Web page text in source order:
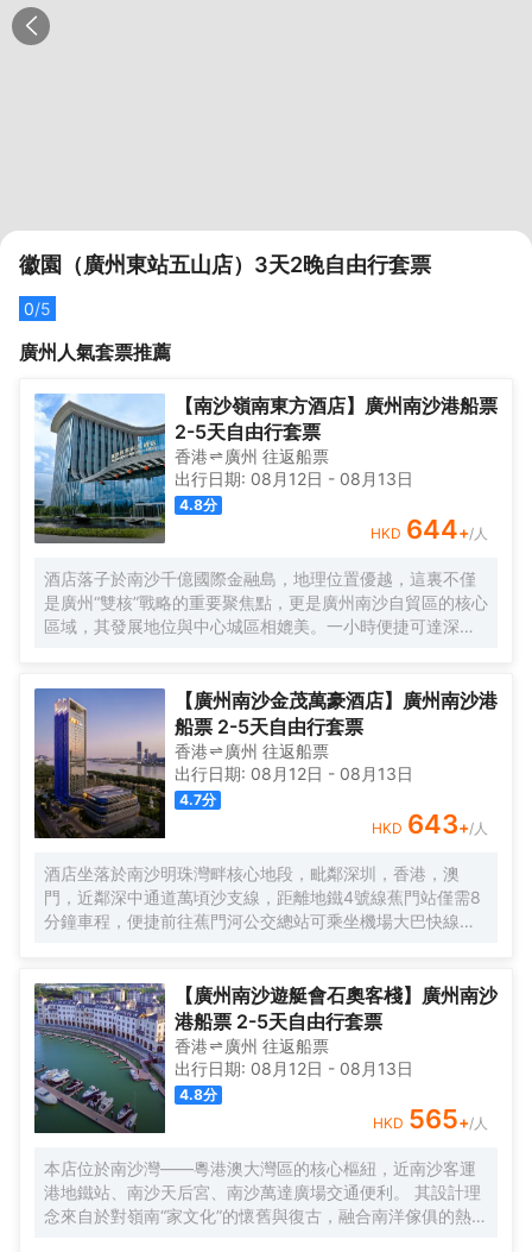
徽園（廣州東站五山店）3天2晚自由行套票
0/5
廣州 人氣套票推薦
【南沙嶺南東方酒店】廣州南沙港船票
2-5天自由行套票
香港 廣州 往返船票
出行日期: 08月12日 - 08月13日
4.8分
HKD 644+/人
酒店落子於南沙千億國際金融島，地理位置優越，這裏不僅
是廣州“雙核”戰略的重要聚焦點，更是廣州南沙自貿區的核心
區域，其發展地位與中心城區相媲美。一小時便捷可達深
字母“A”，既展中國氣派，又含西式願景——Amazing（令人
驚歎），Astonishing（令人震撼），隱含着酒店將成為南沙
乃至全球矚目的中式美學新地標的美好期許。 酒店作為南沙
國際會展中心綜合體重要組成部分，以“木棉花開，鴻翔海
絲”之設計理念，以大灣區金融新地標之姿態，締造南沙“立足
灣區、協同港澳、面向世界”的實踐範本。
【廣州南沙金茂萬豪酒店】廣州南沙港
船票 2-5天自由行套票
香港 廣州 往返船票
出行日期: 08月12日 - 08月13日
4.7分
HKD 643+/人
酒店坐落於南沙明珠灣畔核心地段，毗鄰深圳，香港，澳
門，近鄰深中通道萬頃沙支線，距離地鐵4號線蕉門站僅需8
分鐘車程，便捷前往蕉門河公交總站可乘坐機場大巴快線或
券，可輕鬆前往南沙天后宮、南沙濕地公園、廣汽科技館及
環宇城購物中心等。 酒店共有261間以海洋為設計靈感的客
房及套房，詮釋現代經典與優雅，滿足休閒賓客對在地文化
的探索與體驗。配備粵式風味的林苑中餐廳、中西結合的漁
人碼頭全日餐廳以及”雙重身份”的薄荷酒吧，體驗創新融合的
珍饈美饌。酒店擁有馬丁叔叔的農場，小朋友們可盡情與小
動物們互動亦或參與馬丁叔叔課堂，共度愉快的親子時光。
同時，酒店擁有1,600平方米的宴會及會議場地以及寬敞的戶
外草坪，可滿足不同的會議及宴會需求，無論商務出行亦或
休閒旅遊期待與您共赴南沙，遇見另一種可能。
【廣州南沙遊艇會石奧客棧】廣州南沙
港船票 2-5天自由行套票
香港 廣州 往返船票
出行日期: 08月12日 - 08月13日
4.8分
HKD 565+/人
本店位於南沙灣——粵港澳大灣區的核心樞紐，近南沙客運
港地鐵站、南沙天后宮、南沙萬達廣場交通便利。 其設計理
念來自於對嶺南“家文化”的懷舊與復古，融合南洋傢俱的熱情